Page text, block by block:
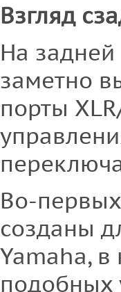
Взгляд
На
заметно
порты
Во-
созданы
Yamaha,
подобных